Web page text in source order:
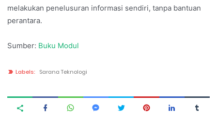
melakukan penelusuran informasi sendiri, tanpa bantuan
perantara.
Sumber: Buku Modul
Labels: Sarana Teknologi